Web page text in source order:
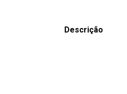
Descrição